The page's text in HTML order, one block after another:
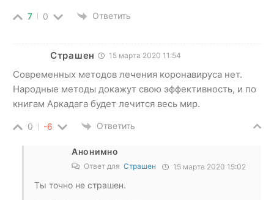
7 0 Ответить
Страшен 15 марта 2020 11:54
Современных методов лечения коронавируса нет.
Народные методы докажут свою эффективность, и по
книгам Аркадага будет лечится весь мир.
0 -6 Ответить
Анонимно
Ответ для Страшен 15 марта 2020 15:02
Ты точно не страшен.